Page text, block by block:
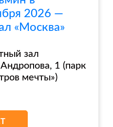
2026 —
«Москва»
зал
1 (парк
мечты»)